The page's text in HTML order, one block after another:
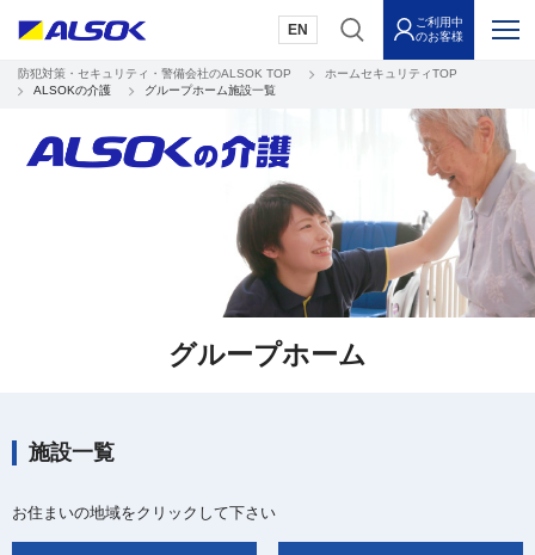
EN
ご利用中
のお客様
防犯対策・セキュリティ・警備会社のALSOK TOP
ホームセキュリティTOP
ALSOKの介護
グループホーム施設一覧
グループホーム
施設一覧
お住まいの地域をクリックして下さい